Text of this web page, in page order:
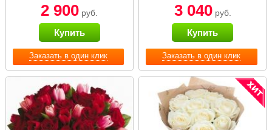
Заказать в один клик
2 900 руб.
Купить
Заказать в один клик
3 040руб.
Купить